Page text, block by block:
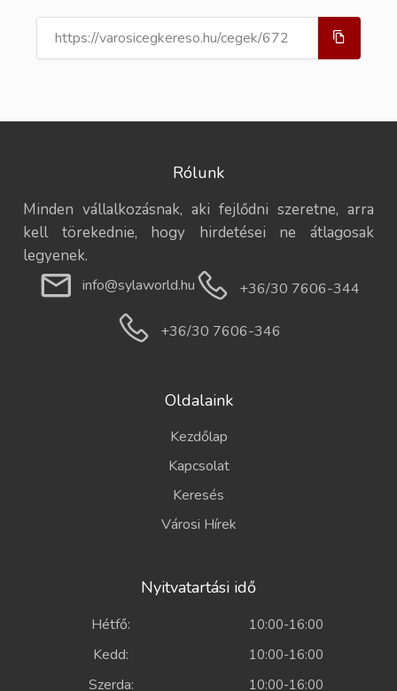
Rólunk
Minden vállalkozásnak, aki fejlődni szeretne, arra
kell törekednie, hogy hirdetései ne átlagosak
legyenek.
info@sylaworld.hu +36/30 7606-344
+36/30 7606-346
Oldalaink
Kezdőlap
Kapcsolat
Keresés
Városi Hírek
Nyitvatartási idő
Hétfő: 10:00-16:00
Kedd: 10:00-16:00
Szerda: 10:00-16:00